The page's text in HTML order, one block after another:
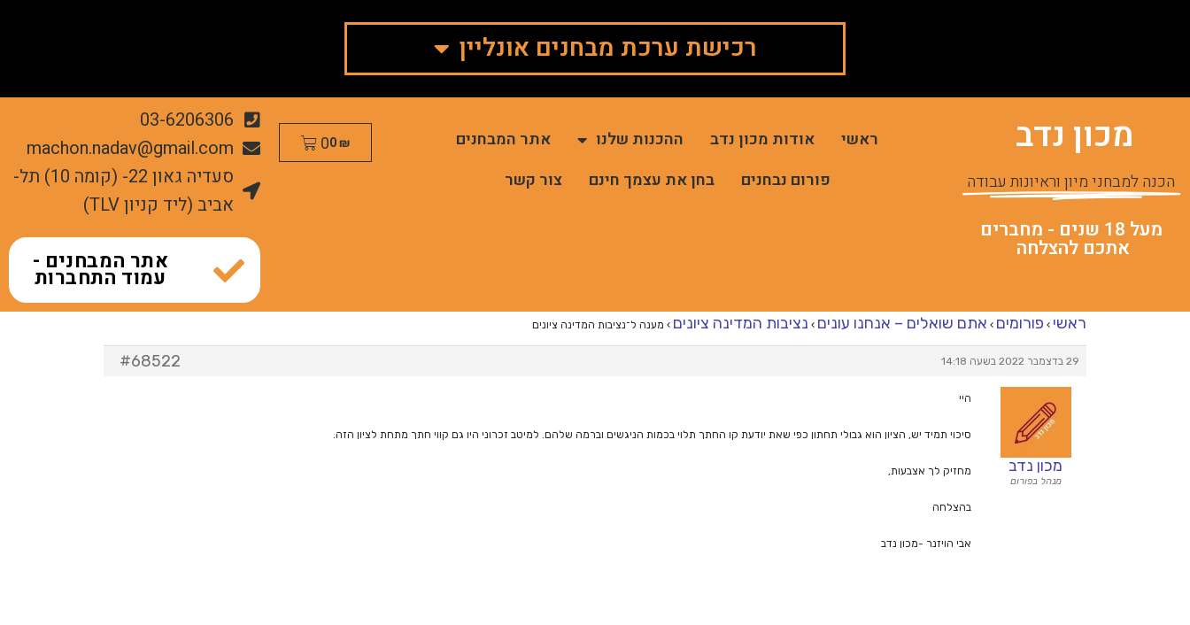
רכישת ערכת מבחנים אונליין
מכון נדב
הכנה למבחני מיון וראיונות עבודה
מעל 18 שנים - מחברים
אתכם להצלחה
ראשי אודות מכון נדב ההכנות שלנו
אתר המבחנים
פורום נבחנים
בחן את עצמך חינם צור קשר
0₪
0
03-6206306
machon.nadav@gmail.com
סעדיה גאון 22- (קומה 10) תל-
אביב (ליד קניון TLV)
אתר המבחנים -
עמוד התחברות
ראשי › פורומים › אתם שואלים – אנחנו עונים › נציבות המדינה ציונים › מענה ל־נציבות המדינה ציונים
29 בדצמבר 2022 בשעה 14:18 #68522
מכון נדב
מנהל בפורום
היי
סיכוי תמיד יש, הציון הוא גבולי תחתון כפי שאת יודעת קו החתך תלוי בכמות הניגשים וברמה שלהם. למיטב זכרוני היו גם קווי חתך מתחת לציון הזה.
מחזיק לך אצבעות,
בהצלחה
אבי הויזנר -מכון נדב